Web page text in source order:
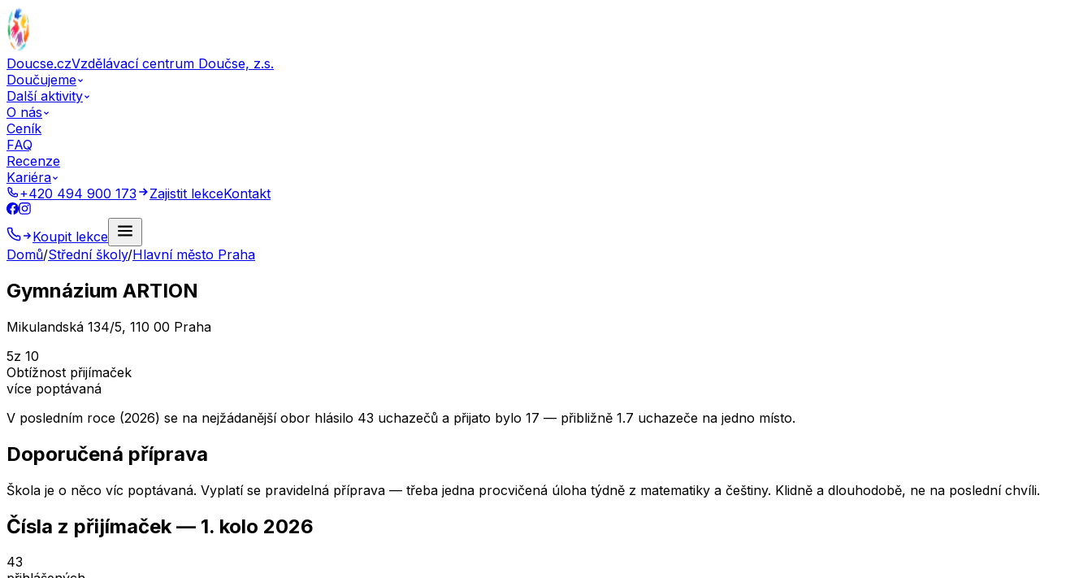
Doucse.czVzdělávací centrum Doučse, z.s.
Doučujeme
Další aktivity
O nás
Ceník
FAQ
Recenze
Kariéra
+420 494 900 173
Zajistit lekceKontakt
Koupit lekce
Domů/Střední školy/Hlavní město Praha
Gymnázium ARTION
Mikulandská 134/5, 110 00 Praha
5z 10
Obtížnost přijímaček
více poptávaná
V posledním roce (2026) se na nejžádanější obor hlásilo 43 uchazečů a přijato bylo 17 — přibližně 1.7 uchazeče na jedno místo.
Doporučená příprava
Škola je o něco víc poptávaná. Vyplatí se pravidelná příprava — třeba jedna procvičená úloha týdně z matematiky a češtiny. Klidně a dlouhodobě, ne na poslední chvíli.
Čísla z přijímaček — 1. kolo 2026
43